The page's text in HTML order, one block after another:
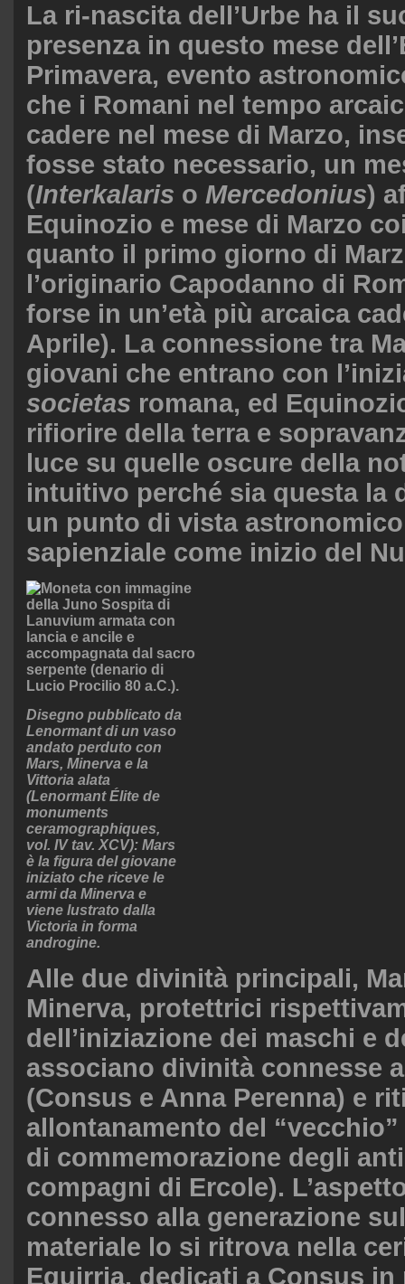
La ri-nascita dell’Urbe ha il
presenza in questo mese
Primavera, evento
che i Romani nel tempo
cadere nel mese di Marzo,
fosse stato necessario, un
(Interkalaris o Mercedonius)
Equinozio e mese di Marzo
quanto il primo giorno di
l’originario Capodanno di
forse in un’età più arcaica
Aprile). La connessione tra
giovani che entrano con
societas romana, ed
rifiorire della terra e
luce su quelle oscure della
intuitivo perché sia questa la
un punto di vista
sapienziale come inizio del
Disegno pubblicato da
Lenormant di un vaso
andato perduto con
Mars, Minerva e la
Vittoria alata
(Lenormant Élite de
monuments
ceramographiques,
vol. IV tav. XCV): Mars
è la figura del giovane
iniziato che riceve le
armi da Minerva e
viene lustrato dalla
Victoria in forma
androgine.
Alle due divinità principali,
Minerva, protettrici
dell’iniziazione dei maschi e
associano divinità connesse
(Consus e Anna Perenna) e
allontanamento del
di commemorazione degli
compagni di Ercole).
connesso alla generazione
materiale lo si ritrova nella
Equirria, dedicati a Consus